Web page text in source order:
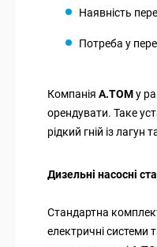
Наявність
Потреба у
Компанія А.ТОМу
орендувати. Таке
рідкий гній із лагун
Дизельні насосні
Стандартна
електричні системи